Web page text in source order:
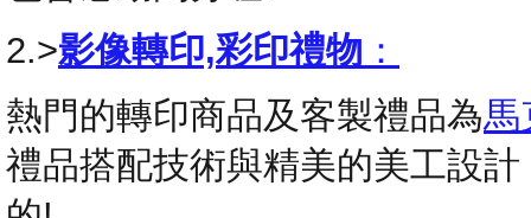
2.>影像轉印,彩印禮物 ：
熱門的轉印商品及客製禮品為馬
禮品搭配技術與精美的美工設